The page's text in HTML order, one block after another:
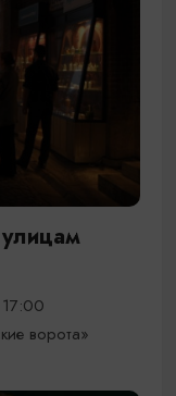
ворота»